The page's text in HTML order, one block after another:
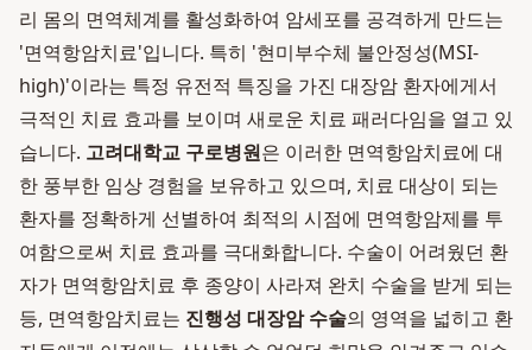
리 몸의 면역체계를 활성화하여 암세포를 공격하게 만드는
'면역항암치료'입니다. 특히 '현미부수체 불안정성(MSI-
high)'이라는 특정 유전적 특징을 가진 대장암 환자에게서
극적인 치료 효과를 보이며 새로운 치료 패러다임을 열고 있
습니다. 고려대학교 구로병원은 이러한 면역항암치료에 대
한 풍부한 임상 경험을 보유하고 있으며, 치료 대상이 되는
환자를 정확하게 선별하여 최적의 시점에 면역항암제를 투
여함으로써 치료 효과를 극대화합니다. 수술이 어려웠던 환
자가 면역항암치료 후 종양이 사라져 완치 수술을 받게 되는
등, 면역항암치료는 진행성 대장암 수술의 영역을 넓히고 환